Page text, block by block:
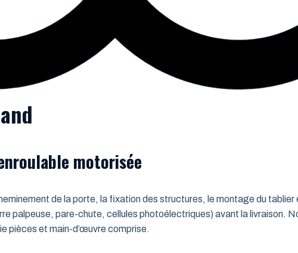
motorisée
de la porte, la fixation des structures, le montage du
palpeuse, pare-chute, cellules photoélectriques) avant la livraison.
pièces et main-d’œuvre comprise.